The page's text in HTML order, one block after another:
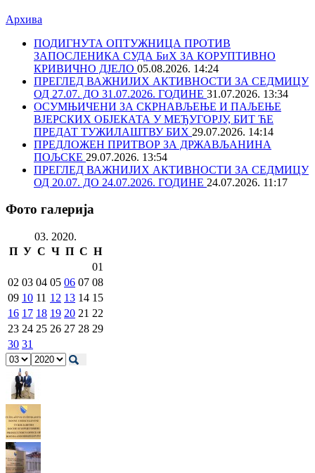
Архива
ПОДИГНУТА ОПТУЖНИЦА ПРОТИВ
ЗАПОСЛЕНИКА СУДА БиХ ЗА КОРУПТИВНО
КРИВИЧНО ДЈЕЛО 05.08.2026. 14:24
ПРЕГЛЕД ВАЖНИЈИХ АКТИВНОСТИ ЗА СЕДМИЦУ
ОД 27.07. ДО 31.07.2026. ГОДИНЕ 31.07.2026. 13:34
ОСУМЊИЧЕНИ ЗА СКРНАВЉЕЊЕ И ПАЉЕЊЕ
ВЈЕРСКИХ ОБЈЕКАТА У МЕЂУГОРЈУ, БИТ ЋЕ
ПРЕДАТ ТУЖИЛАШТВУ БИХ 29.07.2026. 14:14
ПРЕДЛОЖЕН ПРИТВОР ЗА ДРЖАВЉАНИНА
ПОЉСКЕ 29.07.2026. 13:54
ПРЕГЛЕД ВАЖНИЈИХ АКТИВНОСТИ ЗА СЕДМИЦУ
ОД 20.07. ДО 24.07.2026. ГОДИНЕ 24.07.2026. 11:17
Фото галерија
03. 2020.
П У С Ч П С Н
01
02 03 04 05 06 07 08
09 10 11 12 13 14 15
16 17 18 19 20 21 22
23 24 25 26 27 28 29
30 31